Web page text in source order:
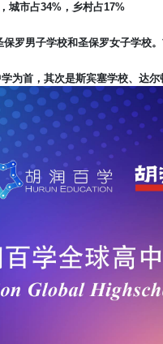
城市占34% ，乡村占17%
罗男子学校和圣保罗女子学校
为首，其次是斯宾塞学校、达